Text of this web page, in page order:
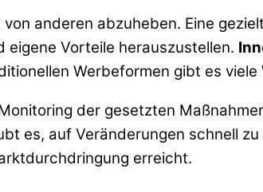
von anderen abzuheben. Eine
Vorteile herauszustellen.
Werbeformen gibt es
der gesetzten
es, auf Veränderungen schnell
erreicht.